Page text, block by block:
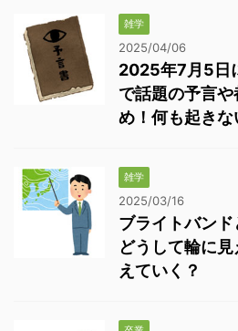
雑学
2025/04/06
2025年7月5日
で話題の予言
め！何も起きな
雑学
2025/03/16
ブライトバン
どうして輪に
えていく？